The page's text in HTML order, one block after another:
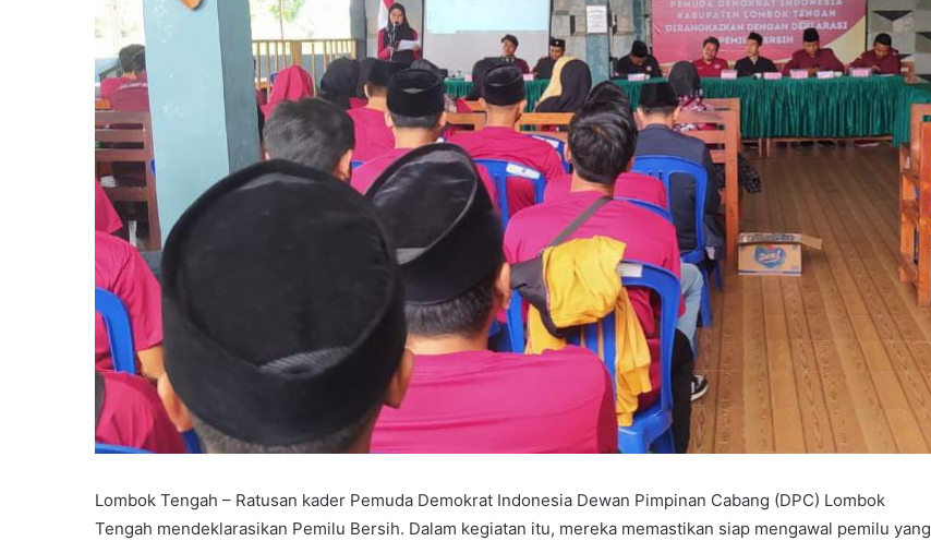
Lombok Tengah – Ratusan kader Pemuda Demokrat Indonesia Dewan Pimpinan Cabang (DPC) Lombok
Tengah mendeklarasikan Pemilu Bersih. Dalam kegiatan itu, mereka memastikan siap mengawal pemilu yang